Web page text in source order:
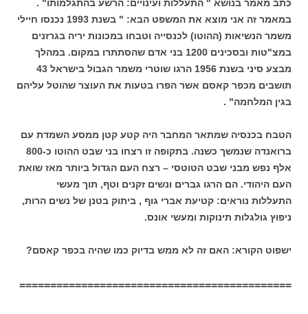
כתב מאמר בנושא " התעללות ועינויים: הרשע בהתגלמותו" .
במאמר זה אני מוצא את המשפט הבא: " בשנת 1993 נכנסו חיילי
משמר הנשיאות (ההוטו) לכנסייה וטבחו במכונות יריה בגרזנים
במצ"טות ובסכינים 1200 בני אדם שהסתתרו במקום. במהלך
מבצע סיני בשנת 1956 הרגו שוטרי משמר הגבול בישראל 43
תושבים מכפר קאסם אשר הפרו בטעות את העוצר שהוטל עליהם
בגין המלחמה" .
הטבח בכנסיה שמתאר המחבר היה קטע קטן ממסע השמדת עם
ברואנדה שנמשך כשנה. בתקופה זו רצחו בני שבט ההוטו כ-800
אלף נפש מבני שבט הטוטסי – רצח העם הגדול ביותר מאז שואת
העם היהודי. הם הרגו גברים ונשים זקנים וטף, תוך מעשי
התעללות נוראים: קטיעת אברי גוף , ביתוק בטנן של נשים הרות,
ניפוץ גולגלות תינוקות ומעשי אונס.
ישפוט הקורא: האם זה לא ממש בדיוק כמו שהיה בכפר קאסם?
============================================